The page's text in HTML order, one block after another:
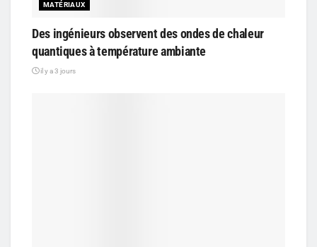
MATÉRIAUX
Des ingénieurs observent des ondes de chaleur
quantiques à température ambiante
il y a 3 jours